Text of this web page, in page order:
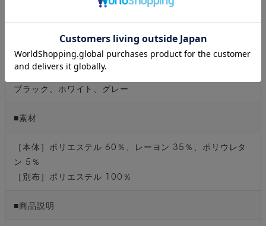
■カラー
ブラック、ホワイト、グレー
■素材
［本体］ポリエステル 60％、レーヨン 35％、ポリウレタ
ン 5％
［別布］ポリエステル 100％
■商品説明